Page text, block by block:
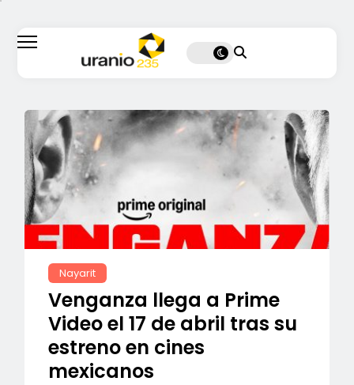
Nayarit
Venganza llega a Prime
Video el 17 de abril tras su
estreno en cines
mexicanos